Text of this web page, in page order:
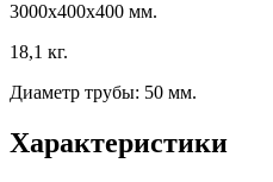
3000х400х400 мм.
18,1 кг.
Диаметр трубы: 50 мм.
Характеристики